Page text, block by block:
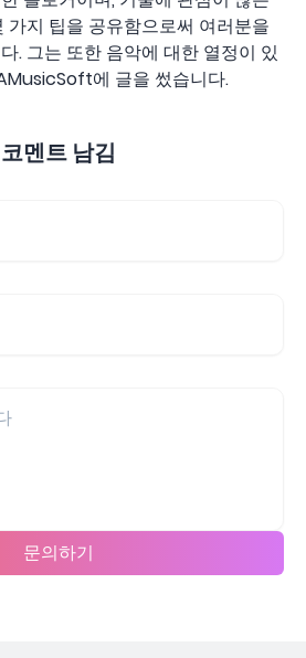
가지 팁을 공유함으로써 여러분을
. 그는 또한 음악에 대한 열정이 있
에 글을 썼습니다.
코멘트 남김
문의하기